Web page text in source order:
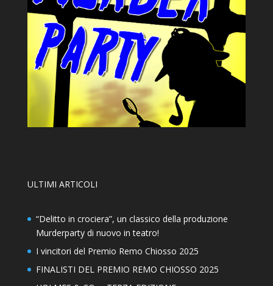
ULTIMI ARTICOLI
“Delitto in crociera”, un classico della produzione
Murderparty di nuovo in teatro!
I vincitori del Premio Remo Chiosso 2025
FINALISTI DEL PREMIO REMO CHIOSSO 2025